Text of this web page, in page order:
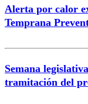
Alerta por calor
Temprana
Semana
tramitación del